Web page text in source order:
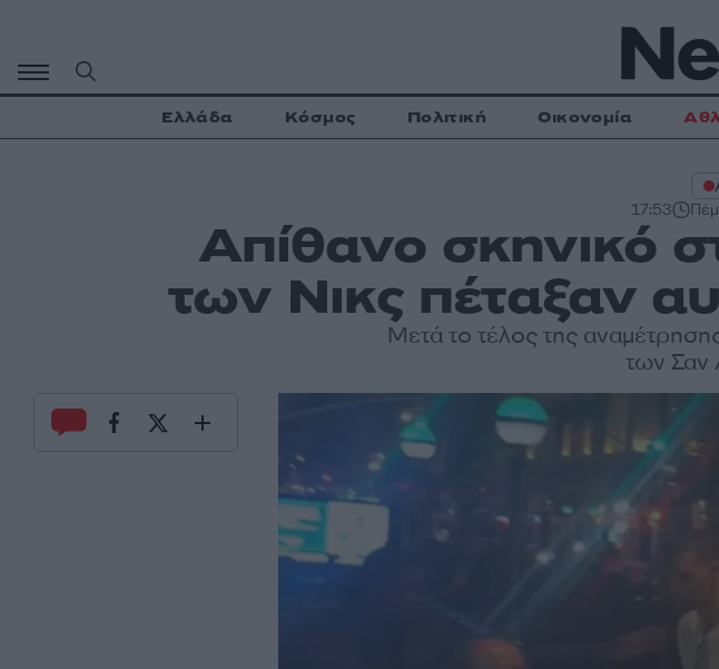
περιεχόμενο
Ελλάδα Κόσμος Πολιτική Οικονομία
17:53
Απίθανο σκηνικό
των Νικς πέταξαν
Μετά το τέλος της
των Σαν